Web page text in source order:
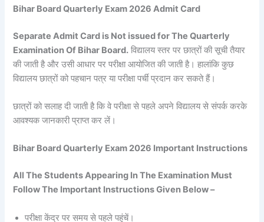
Bihar Board Quarterly Exam 2026 Admit Card
Separate Admit Card is Not issued for The Quarterly
Examination Of Bihar Board. विद्यालय स्तर पर छात्रों की सूची तैयार
की जाती है और उसी आधार पर परीक्षा आयोजित की जाती है। हालांकि कुछ
विद्यालय छात्रों को पहचान पत्र या परीक्षा पर्ची प्रदान कर सकते हैं।
छात्रों को सलाह दी जाती है कि वे परीक्षा से पहले अपने विद्यालय से संपर्क करके
आवश्यक जानकारी प्राप्त कर लें।
Bihar Board Quarterly Exam 2026 Important Instructions
All The Students Appearing In The Examination Must
Follow The Important Instructions Given Below –
परीक्षा केंद्र पर समय से पहले पहुंचें।